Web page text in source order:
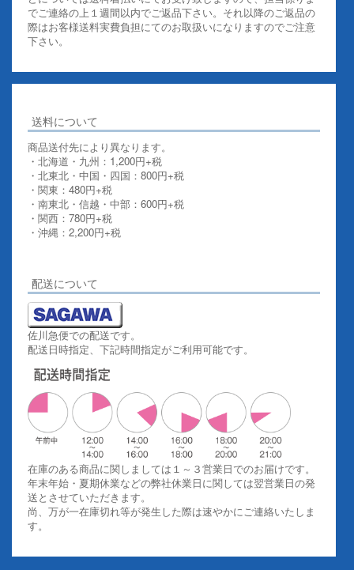
でご連絡の上１週間以内でご返品下さい。それ以降のご返品の
際はお客様送料実費負担にてのお取扱いになりますのでご注意
下さい。
送料について
商品送付先により異なります。
・北海道・九州：1,200円+税
・北東北・中国・四国：800円+税
・関東：480円+税
・南東北・信越・中部：600円+税
・関西：780円+税
・沖縄：2,200円+税
配送について
佐川急便での配送です。
配送日時指定、下記時間指定がご利用可能です。
在庫のある商品に関しましては１～３営業日でのお届けです。
年末年始・夏期休業などの弊社休業日に関しては翌営業日の発
送とさせていただきます。
尚、万が一在庫切れ等が発生した際は速やかにご連絡いたしま
す。